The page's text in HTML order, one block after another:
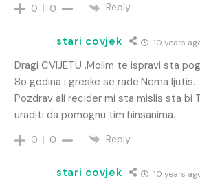
0 0 Reply
stari covjek 10 years
Dragi CVIJETU .Molim te ispravi sta
8o godina i greske se rade.Nema ljutis.
Pozdrav ali recider mi sta mislis sta bi
uraditi da pomognu tim hinsanima.
0 0 Reply
stari covjek 10 years